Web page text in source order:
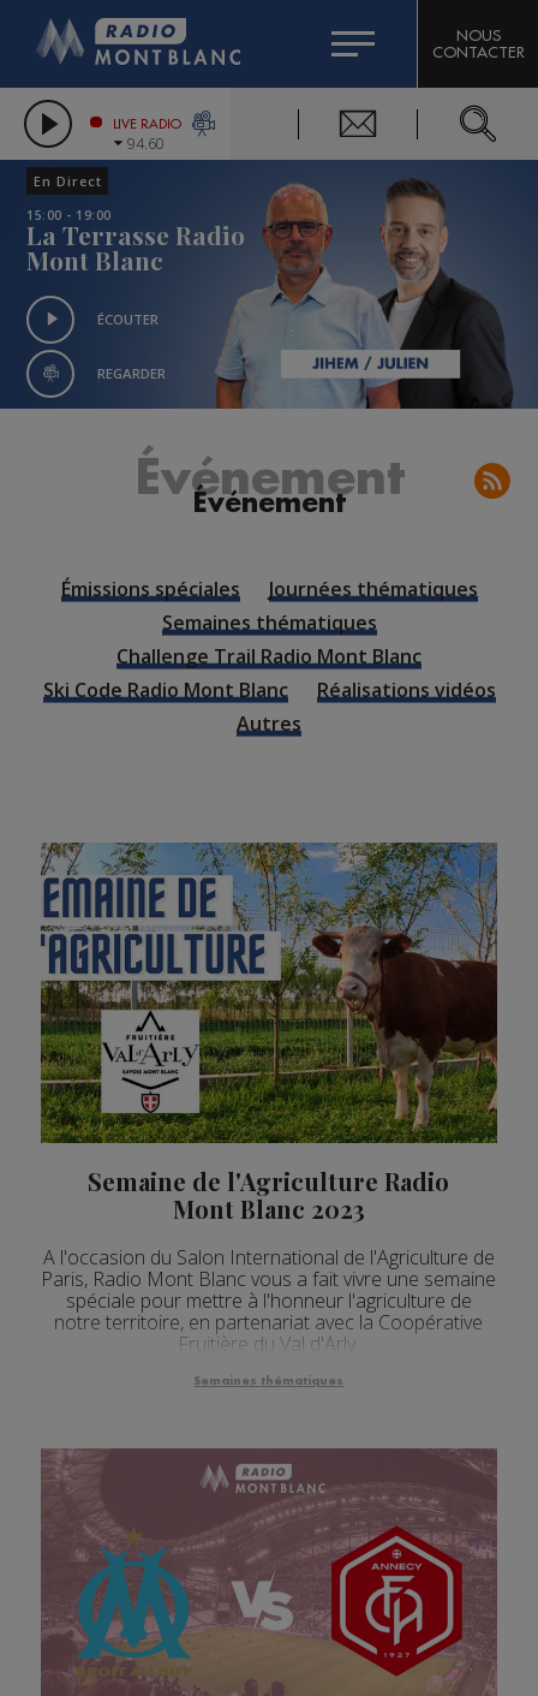
LES CHRONIQUES DE L'EXPERT
CITIZEN MACHINERY
GRAND MASSIF DOMAINES SKIABLES
BIGARD
COMPAGNIE DU MONT-BLANC
NOUS
CONTACTER
LIVE RADIO
94.60
En Direct
15:00 - 19:00
La Terrasse Radio
Mont Blanc
ÉCOUTER
REGARDER
Événement
Événement
Émissions spéciales
Journées thématiques
Semaines thématiques
Challenge Trail Radio Mont Blanc
Ski Code Radio Mont Blanc
Réalisations vidéos
Autres
Semaine de l'Agriculture Radio
Mont Blanc 2023
A l'occasion du Salon International de l'Agriculture de
Paris, Radio Mont Blanc vous a fait vivre une semaine
spéciale pour mettre à l'honneur l'agriculture de
notre territoire, en partenariat avec la Coopérative
Fruitière du Val d'Arly.
Semaines thématiques